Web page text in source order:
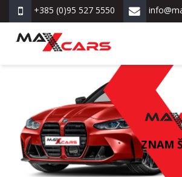
+385 (0)95 527 5550
ZNAM